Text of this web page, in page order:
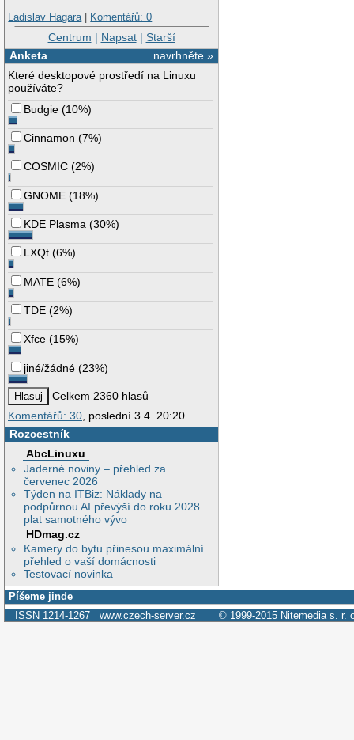
Ladislav Hagara | Komentářů: 0
Centrum | Napsat| Starší
navrhněte »
Anketa
Které desktopové prostředí na Linuxu
používáte?
Budgie (10%)
Cinnamon (7%)
COSMIC (2%)
GNOME (18%)
KDE Plasma (30%)
LXQt (6%)
MATE (6%)
TDE (2%)
Xfce (15%)
jiné/žádné (23%)
Celkem 2360 hlasů
Komentářů: 30, poslední 3.4. 20:20
Rozcestník
AbcLinuxu
Jaderné noviny – přehled za
červenec 2026
Týden na ITBiz: Náklady na
podpůrnou AI převýší do roku 2028
plat samotného vývo
HDmag.cz
Kamery do bytu přinesou maximální
přehled o vaší domácnosti
Testovací novinka
Píšeme jinde
ISSN 1214-1267 www.czech-server.cz © 1999-2015 Nitemedia s. r.